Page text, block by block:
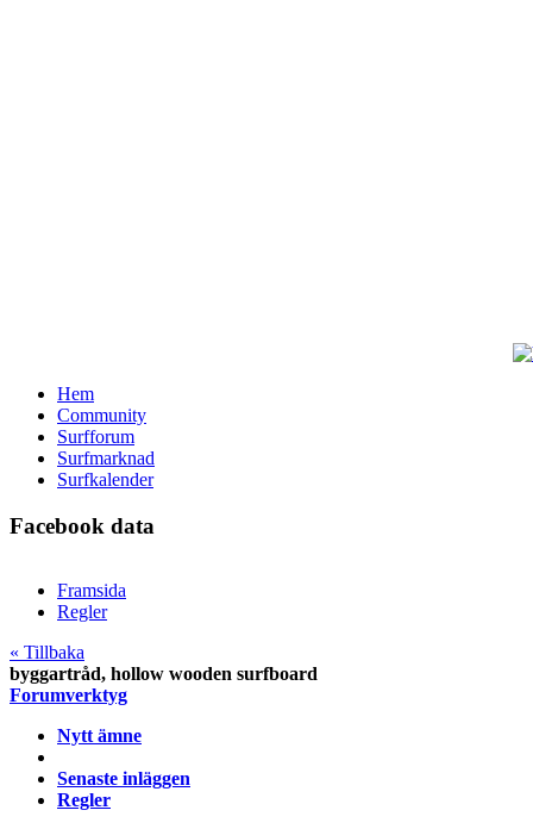
Hem
Community
Surfforum
Surfmarknad
Surfkalender
Facebook data
Framsida
Regler
« Tillbaka
byggartråd, hollow wooden surfboard
Forumverktyg
Nytt ämne
Senaste inläggen
Regler